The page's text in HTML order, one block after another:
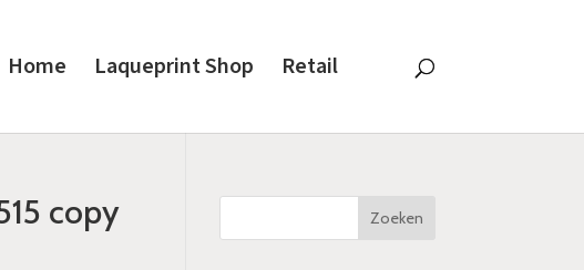
Home Laqueprint Shop Retail
copy